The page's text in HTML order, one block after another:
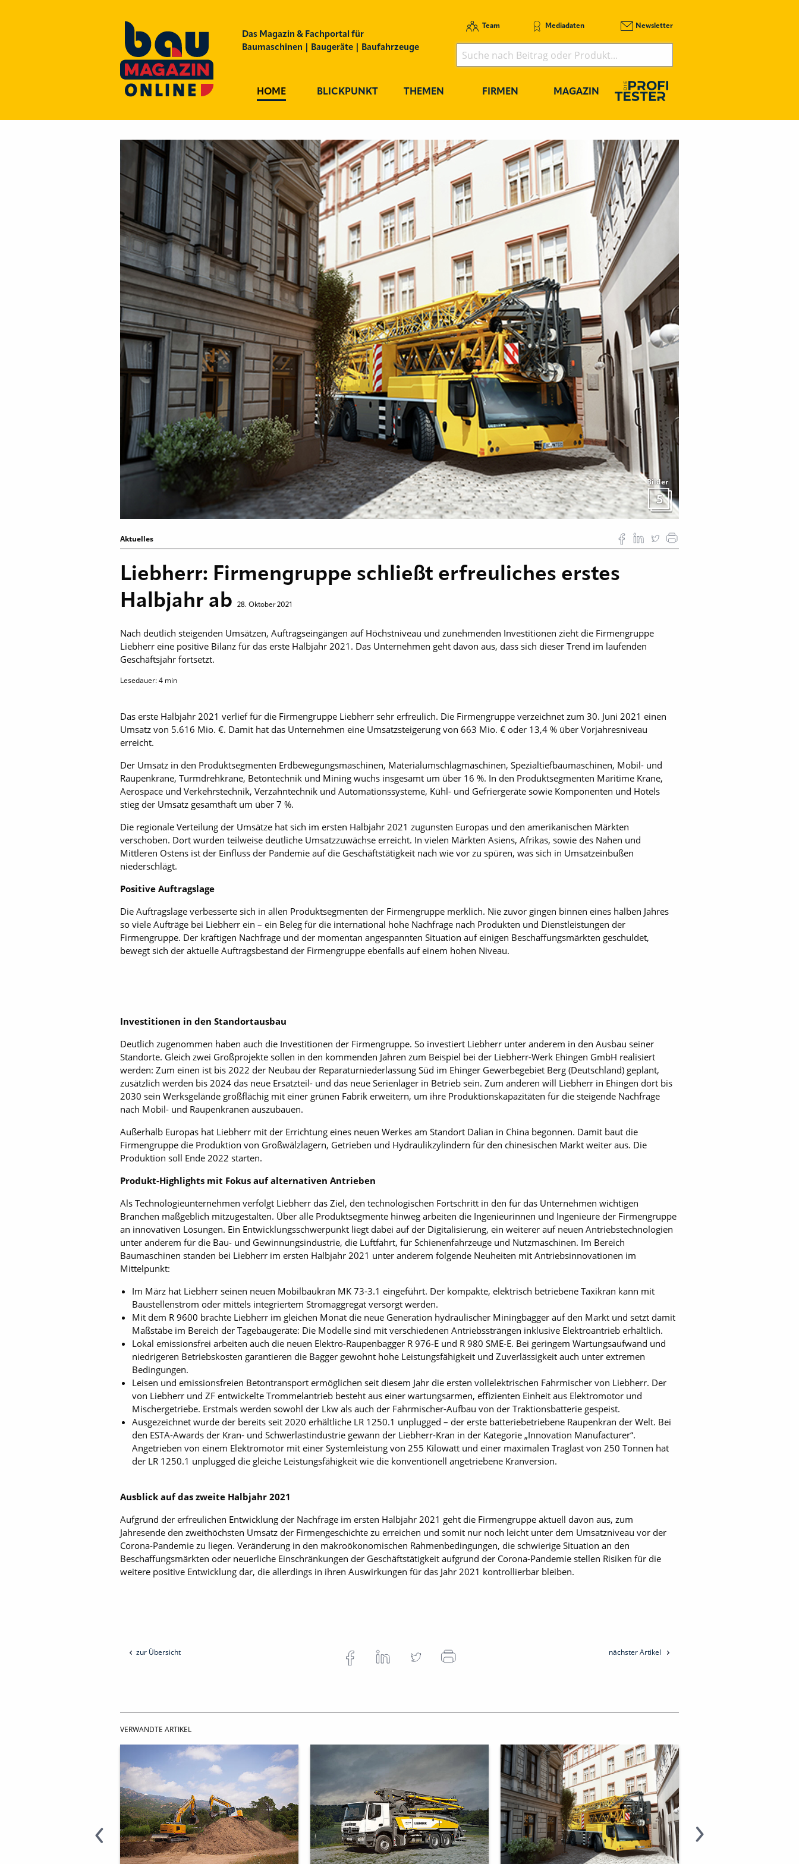
Das Magazin & Fachportal für
Baumaschinen | Baugeräte | Baufahrzeuge
Team Mediadaten Newsletter
HOME BLICKPUNKT THEMEN FIRMEN MAGAZIN
Bilder
5
Aktuelles
Liebherr: Firmengruppe schließt erfreuliches erstes
Halbjahr ab
28. Oktober 2021
Nach deutlich steigenden Umsätzen, Auftragseingängen auf Höchstniveau und zunehmenden Investitionen zieht die Firmengruppe
Liebherr eine positive Bilanz für das erste Halbjahr 2021. Das Unternehmen geht davon aus, dass sich dieser Trend im laufenden
Geschäftsjahr fortsetzt.
Lesedauer:4 min
Das erste Halbjahr 2021 verlief für die Firmengruppe Liebherr sehr erfreulich. Die Firmengruppe verzeichnet zum 30. Juni 2021 einen
Umsatz von 5.616 Mio. €. Damit hat das Unternehmen eine Umsatzsteigerung von 663 Mio. € oder 13,4 % über Vorjahresniveau
erreicht.
Der Umsatz in den Produktsegmenten Erdbewegungsmaschinen, Materialumschlagmaschinen, Spezialtiefbaumaschinen, Mobil- und
Raupenkrane, Turmdrehkrane, Betontechnik und Mining wuchs insgesamt um über 16 %. In den Produktsegmenten Maritime Krane,
Aerospace und Verkehrstechnik, Verzahntechnik und Automationssysteme, Kühl- und Gefriergeräte sowie Komponenten und Hotels
stieg der Umsatz gesamthaft um über 7 %.
Die regionale Verteilung der Umsätze hat sich im ersten Halbjahr 2021 zugunsten Europas und den amerikanischen Märkten
verschoben. Dort wurden teilweise deutliche Umsatzzuwächse erreicht. In vielen Märkten Asiens, Afrikas, sowie des Nahen und
Mittleren Ostens ist der Einfluss der Pandemie auf die Geschäftstätigkeit nach wie vor zu spüren, was sich in Umsatzeinbußen
niederschlägt.
Positive Auftragslage
Die Auftragslage verbesserte sich in allen Produktsegmenten der Firmengruppe merklich. Nie zuvor gingen binnen eines halben Jahres
so viele Aufträge bei Liebherr ein – ein Beleg für die international hohe Nachfrage nach Produkten und Dienstleistungen der
Firmengruppe. Der kräftigen Nachfrage und der momentan angespannten Situation auf einigen Beschaffungsmärkten geschuldet,
bewegt sich der aktuelle Auftragsbestand der Firmengruppe ebenfalls auf einem hohen Niveau.
Investitionen in den Standortausbau
Deutlich zugenommen haben auch die Investitionen der Firmengruppe. So investiert Liebherr unter anderem in den Ausbau seiner
Standorte. Gleich zwei Großprojekte sollen in den kommenden Jahren zum Beispiel bei der Liebherr-Werk Ehingen GmbH realisiert
werden: Zum einen ist bis 2022 der Neubau der Reparaturniederlassung Süd im Ehinger Gewerbegebiet Berg (Deutschland) geplant,
zusätzlich werden bis 2024 das neue Ersatzteil- und das neue Serienlager in Betrieb sein. Zum anderen will Liebherr in Ehingen dort bis
2030 sein Werksgelände großflächig mit einer grünen Fabrik erweitern, um ihre Produktionskapazitäten für die steigende Nachfrage
nach Mobil- und Raupenkranen auszubauen.
Außerhalb Europas hat Liebherr mit der Errichtung eines neuen Werkes am Standort Dalian in China begonnen. Damit baut die
Firmengruppe die Produktion von Großwälzlagern, Getrieben und Hydraulikzylindern für den chinesischen Markt weiter aus. Die
Produktion soll Ende 2022 starten.
Produkt-Highlights mit Fokus auf alternativen Antrieben
Als Technologieunternehmen verfolgt Liebherr das Ziel, den technologischen Fortschritt in den für das Unternehmen wichtigen
Branchen maßgeblich mitzugestalten. Über alle Produktsegmente hinweg arbeiten die Ingenieurinnen und Ingenieure der Firmengruppe
an innovativen Lösungen. Ein Entwicklungsschwerpunkt liegt dabei auf der Digitalisierung, ein weiterer auf neuen Antriebstechnologien
unter anderem für die Bau- und Gewinnungsindustrie, die Luftfahrt, für Schienenfahrzeuge und Nutzmaschinen. Im Bereich
Baumaschinen standen bei Liebherr im ersten Halbjahr 2021 unter anderem folgende Neuheiten mit Antriebsinnovationen im
Mittelpunkt:
Im März hat Liebherr seinen neuen Mobilbaukran MK 73-3.1 eingeführt. Der kompakte, elektrisch betriebene Taxikran kann mit
Baustellenstrom oder mittels integriertem Stromaggregat versorgt werden.
Mit dem R 9600 brachte Liebherr im gleichen Monat die neue Generation hydraulischer Miningbagger auf den Markt und setzt damit
Maßstäbe im Bereich der Tagebaugeräte: Die Modelle sind mit verschiedenen Antriebssträngen inklusive Elektroantrieb erhältlich.
Lokal emissionsfrei arbeiten auch die neuen Elektro-Raupenbagger R 976-E und R 980 SME-E. Bei geringem Wartungsaufwand und
niedrigeren Betriebskosten garantieren die Bagger gewohnt hohe Leistungsfähigkeit und Zuverlässigkeit auch unter extremen
Bedingungen.
Leisen und emissionsfreien Betontransport ermöglichen seit diesem Jahr die ersten vollelektrischen Fahrmischer von Liebherr. Der
von Liebherr und ZF entwickelte Trommelantrieb besteht aus einer wartungsarmen, effizienten Einheit aus Elektromotor und
Mischergetriebe. Erstmals werden sowohl der Lkw als auch der Fahrmischer-Aufbau von der Traktionsbatterie gespeist.
Ausgezeichnet wurde der bereits seit 2020 erhältliche LR 1250.1 unplugged – der erste batteriebetriebene Raupenkran der Welt. Bei
den ESTA-Awards der Kran- und Schwerlastindustrie gewann der Liebherr-Kran in der Kategorie „Innovation Manufacturer“.
Angetrieben von einem Elektromotor mit einer Systemleistung von 255 Kilowatt und einer maximalen Traglast von 250 Tonnen hat
der LR 1250.1 unplugged die gleiche Leistungsfähigkeit wie die konventionell angetriebene Kranversion.
Ausblick auf das zweite Halbjahr 2021
Aufgrund der erfreulichen Entwicklung der Nachfrage im ersten Halbjahr 2021 geht die Firmengruppe aktuell davon aus, zum
Jahresende den zweithöchsten Umsatz der Firmengeschichte zu erreichen und somit nur noch leicht unter dem Umsatzniveau vor der
Corona-Pandemie zu liegen. Veränderung in den makroökonomischen Rahmenbedingungen, die schwierige Situation an den
Beschaffungsmärkten oder neuerliche Einschränkungen der Geschäftstätigkeit aufgrund der Corona-Pandemie stellen Risiken für die
weitere positive Entwicklung dar, die allerdings in ihren Auswirkungen für das Jahr 2021 kontrollierbar bleiben.
zur Übersicht nächster Artikel
VERWANDTE ARTIKEL